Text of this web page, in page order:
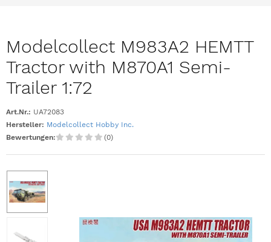
Modelcollect M983A2 HEMTT
Tractor with M870A1 Semi-
Trailer 1:72
Art.Nr.: UA72083
Hersteller: Modelcollect Hobby Inc.
Bewertungen:
(0)